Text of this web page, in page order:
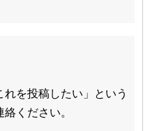
れを投稿したい」という
ください。